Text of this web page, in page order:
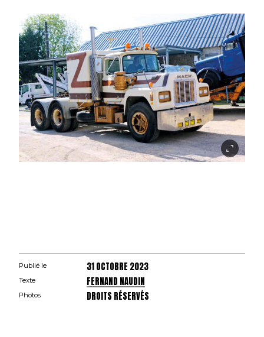
Publié le 31 OCTOBRE 2023
Texte FERNAND NAUDIN
Photos DROITS RÉSERVÉS